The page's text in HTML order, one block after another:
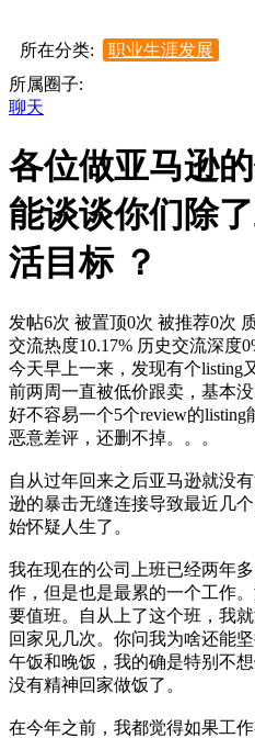
所在分类:
职业生涯发展
所属圈子:
聊天
各位做亚马逊
能谈谈你们除
活目标 ？
发帖6次 被置顶0次 被推荐0次
交流热度10.17% 历史交流深度
今天早上一来，发现有个listing
前两周一直被低价跟卖，基本没
好不容易一个5个review的
恶意差评，还删不掉。。。
自从过年回来之后亚马逊就没
逊的暴击无缝连接导致最近几
始怀疑人生了。
我在现在的公司上班已经两年
作，但是也是最累的一个工作
要值班。自从上了这个班，我
回家见几次。你问我为啥还能
午饭和晚饭，我的确是特别不
没有精神回家做饭了。
在今年之前，我都觉得如果工